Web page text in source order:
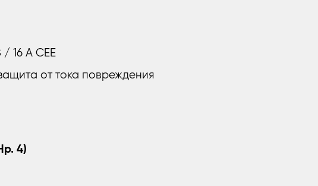
16 A CEE
от тока повреждения
4)